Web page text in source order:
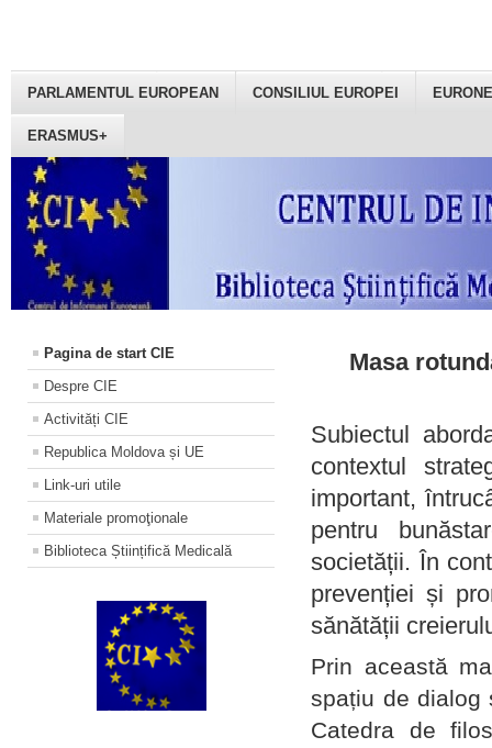
PARLAMENTUL EUROPEAN CONSILIUL EUROPEI
ERASMUS+
Pagina de start CIE
Despre CIE
Activități CIE
Republica Moldova și UE
Link-uri utile
Materiale promoţionale
Biblioteca Științifică Medicală
Masa
Subiectul
contextul
important,
pentru
societății. În
prevenției și
sănătății
Prin această
spațiu de dialog
Catedra de